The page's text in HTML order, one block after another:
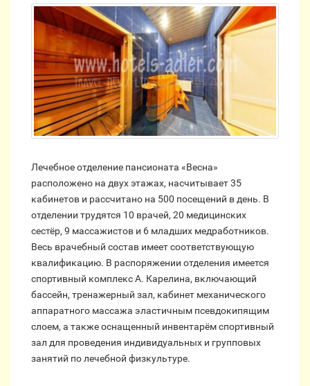
Лечебное отделение пансионата «Весна»
расположено на двух этажах, насчитывает 35
кабинетов и рассчитано на 500 посещений в день. В
отделении трудятся 10 врачей, 20 медицинских
сестёр, 9 массажистов и 6 младших медработников.
Весь врачебный состав имеет соответствующую
квалификацию. В распоряжении отделения имеется
спортивный комплекс А. Карелина, включающий
бассейн, тренажерный зал, кабинет механического
аппаратного массажа эластичным псевдокипящим
слоем, а также оснащенный инвентарём спортивный
зал для проведения индивидуальных и групповых
занятий по лечебной физкультуре.